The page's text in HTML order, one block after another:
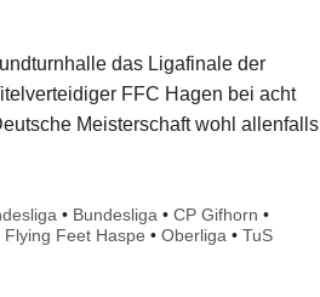
das Ligafinale der
FFC Hagen bei acht
Meisterschaft wohl allenfalls
• Bundesliga • CP Gifhorn •
Flying Feet Haspe • Oberliga • TuS